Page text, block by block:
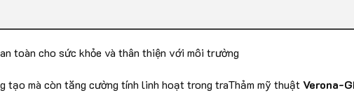
toàn cho sức khỏe và thân thiện với môi trường
tạo mà còn tăng cường tính linh hoạt trong traThảm mỹ thuậtVerona-